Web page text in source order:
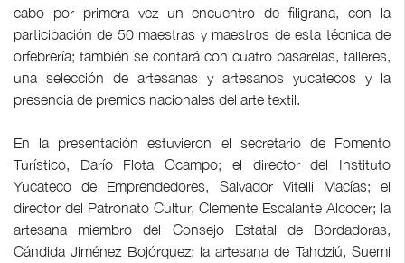
cabo por primera vez un encuentro de filigrana, con la
participación de 50 maestras y maestros de esta técnica de
orfebrería; también se contará con cuatro pasarelas, talleres,
una selección de artesanas y artesanos yucatecos y la
presencia de premios nacionales del arte textil.
En la presentación estuvieron el secretario de Fomento
Turístico, Darío Flota Ocampo; el director del Instituto
Yucateco de Emprendedores, Salvador Vitelli Macías; el
director del Patronato Cultur, Clemente Escalante Alcocer; la
artesana miembro del Consejo Estatal de Bordadoras,
Cándida Jiménez Bojórquez; la artesana de Tahdziú, Suemi